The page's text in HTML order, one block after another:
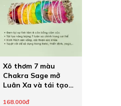
Xô thơm 7 màu
Chakra Sage mở
Luân Xa và tái tạo
168.000đ